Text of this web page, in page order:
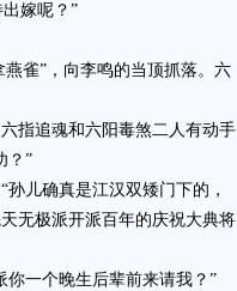
嫁呢？”
雀”，向李鸣的当顶抓落。六
指追魂和六阳毒煞二人有动手
？”
儿确真是江汉双矮门下的，
无极派开派百年的庆祝大典将
一个晚生后辈前来请我？”